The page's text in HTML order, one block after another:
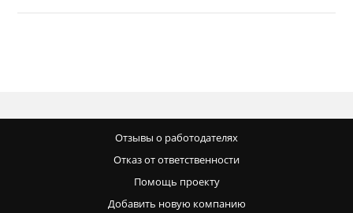
Отзывы о работодателях
Отказ от ответственности
Помощь проекту
Добавить новую компанию